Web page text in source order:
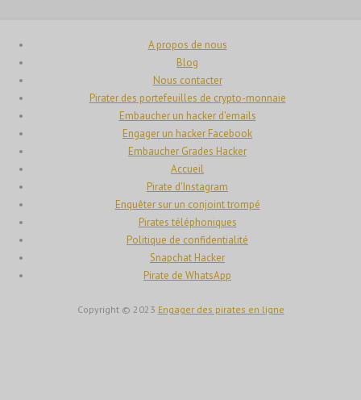
A propos de nous
Blog
Nous contacter
Pirater des portefeuilles de crypto-monnaie
Embaucher un hacker d'emails
Engager un hacker Facebook
Embaucher Grades Hacker
Accueil
Pirate d'Instagram
Enquêter sur un conjoint trompé
Pirates téléphoniques
Politique de confidentialité
Snapchat Hacker
Pirate de WhatsApp
Copyright © 2023 Engager des pirates en ligne
Deutsch (Österreich)
Deutsch (Schweiz)
Español
فارسی
Suomi
Français
Français de Belgique
עִבְרִית
Hrvatski